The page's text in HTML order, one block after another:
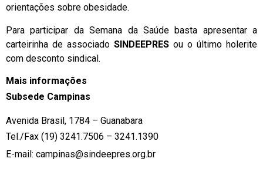
orientações sobre obesidade.
Para participar da Semana da Saúde basta apresentar a
carteirinha de associado SINDEEPRES ou o último holerite
com desconto sindical.
Mais informações
Subsede Campinas
Avenida Brasil, 1784 – Guanabara
Tel./Fax (19) 3241.7506 – 3241.1390
E-mail: campinas@sindeepres.org.br